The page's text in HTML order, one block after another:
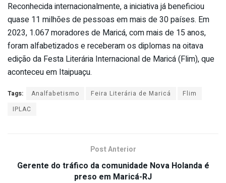
Reconhecida internacionalmente, a iniciativa já beneficiou
quase 11 milhões de pessoas em mais de 30 países. Em
2023, 1.067 moradores de Maricá, com mais de 15 anos,
foram alfabetizados e receberam os diplomas na oitava
edição da Festa Literária Internacional de Maricá (Flim), que
aconteceu em Itaipuaçu.
Tags: Analfabetismo Feira Literária de Maricá
Flim
IPLAC
Post Anterior
Gerente do tráfico da comunidade Nova Holanda é
preso em Maricá-RJ